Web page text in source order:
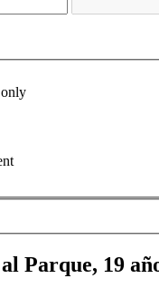
Parque, 19